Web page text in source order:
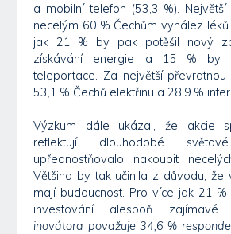
a mobilní telefon (53,3 %).
necelým 60 % Čechům vynález
jak 21 % by pak potěšil nový
získávání energie a 15 % by
teleportace. Za největší
53,1 % Čechů elektřinu a 28,9 %
Výzkum dále ukázal, že akcie
reflektují dlouhodobé
upřednostňovalo nakoupit
Většina by tak učinila z důvodu, že
mají budoucnost. Pro více jak 21
investování alespoň zajímavé.
inovátora považuje 34,6 %